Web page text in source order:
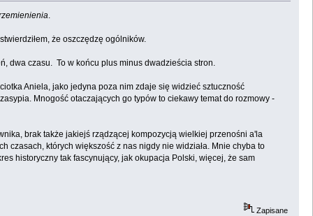
.
że oszczędzę ogólników.
dwa czasu. To w końcu plus minus dwadzieścia stron.
Aniela, jako jedyna poza nim zdaje się widzieć sztuczność
Mnogość otaczających go typów to ciekawy temat do rozmowy -
brak także jakiejś rządzącej kompozycją wielkiej przenośni a'la
czasach, których większość z nas nigdy nie widziała. Mnie chyba to
historyczny tak fascynujący, jak okupacja Polski, więcej, że sam
Zapisane